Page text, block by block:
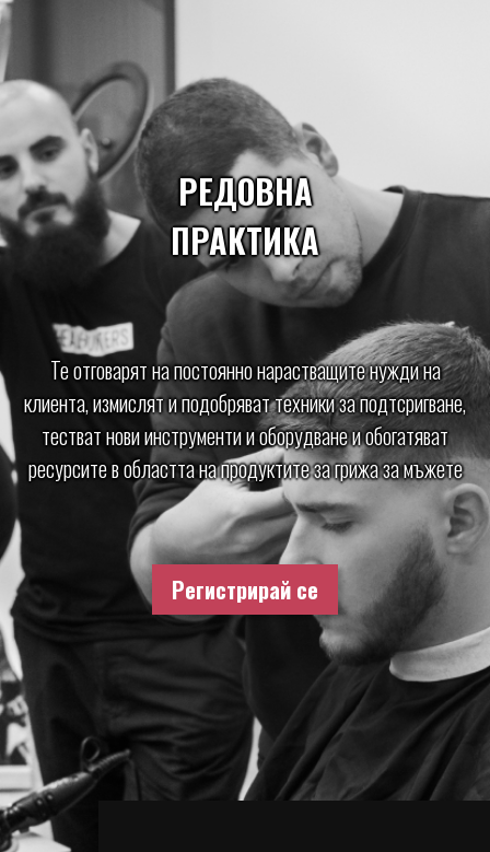
РЕДОВНА
ПРАКТИКА
Те отговарят на постоянно нарастващите нужди на
клиента, измислят и подобряват техники за подтсригване,
тестват нови инструменти и оборудване и обогатяват
ресурсите в областта на продуктите за грижа за мъжете
Регистрирай се